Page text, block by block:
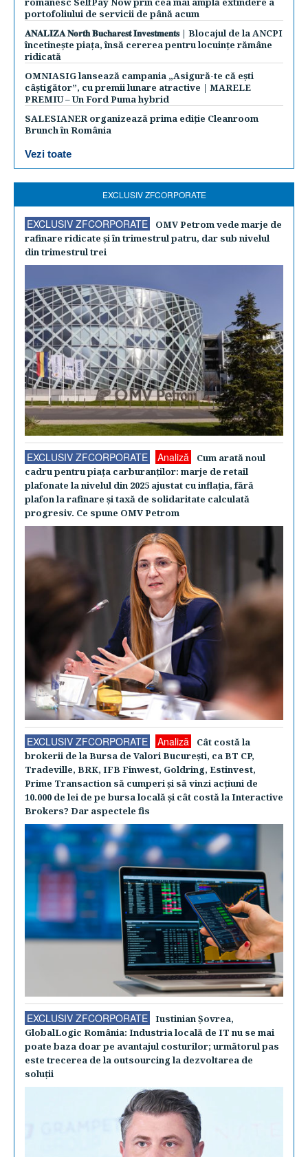
portofoliului de servicii de până acum
𝐀𝐍𝐀𝐋𝐈𝐙𝐀 𝐍𝐨𝐫𝐭𝐡 𝐁𝐮𝐜𝐡𝐚𝐫𝐞𝐬𝐭 𝐈𝐧𝐯𝐞𝐬𝐭𝐦𝐞𝐧𝐭𝐬 | Blocajul de la ANCPI
încetinește piața, însă cererea pentru locuințe rămâne
ridicată
OMNIASIG lansează campania „Asigură-te că ești
câștigător”, cu premii lunare atractive | MARELE
PREMIU – Un Ford Puma hybrid
SALESIANER organizează prima ediție Cleanroom
Brunch în România
Vezi toate
EXCLUSIV ZFCORPORATE
EXCLUSIV ZFCORPORATE
OMV Petrom vede marje de
rafinare ridicate şi în trimestrul patru, dar sub nivelul
din trimestrul trei
EXCLUSIV ZFCORPORATE Analiză
Cum arată noul
cadru pentru piaţa carburanţilor: marje de retail
plafonate la nivelul din 2025 ajustat cu inflaţia, fără
plafon la rafinare şi taxă de solidaritate calculată
progresiv. Ce spune OMV Petrom
EXCLUSIV ZFCORPORATE Analiză
Cât costă la
brokerii de la Bursa de Valori Bucureşti, ca BT CP,
Tradeville, BRK, IFB Finwest, Goldring, Estinvest,
Prime Transaction să cumperi şi să vinzi acţiuni de
10.000 de lei de pe bursa locală şi cât costă la Interactive
Brokers? Dar aspectele fis
EXCLUSIV ZFCORPORATE
Iustinian Şovrea,
GlobalLogic România: Industria locală de IT nu se mai
poate baza doar pe avantajul costurilor; următorul pas
este trecerea de la outsourcing la dezvoltarea de
soluţii